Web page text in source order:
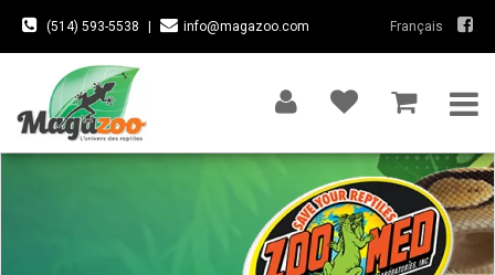
(514) 593-5538 info@magazoo.com Français